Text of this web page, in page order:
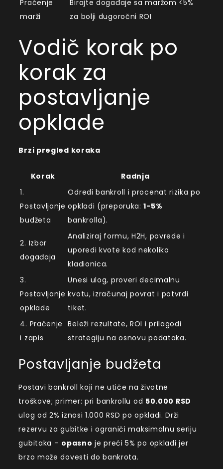
Praćenje
marži
Birajte događaje sa maržom <5%
za bolji dugoročni ROI
Vodič korak po
korak za
postavljanje
opklade
Brzi pregled koraka
Korak
Radnja
1.
Postavljanje
budžeta
Odredi bankroll i procenat rizika po
opkladi (preporuka:1-5%
bankrolla).
2. Izbor
događaja
Analiziraj formu, H2H, povrede i
uporedi kvote kod nekoliko
kladionica.
3.
Postavljanje
opklade
Unesi ulog, proveri decimalnu
kvotu, izračunaj povrat i potvrdi
tiket.
4. Praćenje
i zapis
Beleži rezultate, ROI i prilagodi
strategiju na osnovu podataka.
Postavljanje budžeta
Postavi bankroll koji ne utiče na životne
troškove; primer: pri bankrollu od 50.000 RSD
ulog od 2% iznosi 1.000 RSD po opkladi. Drži
rezervu za gubitke i ograniči maksimalnu seriju
gubitaka – opasno je preći 5% po opkladi jer
brzo može dovesti do bankrota.